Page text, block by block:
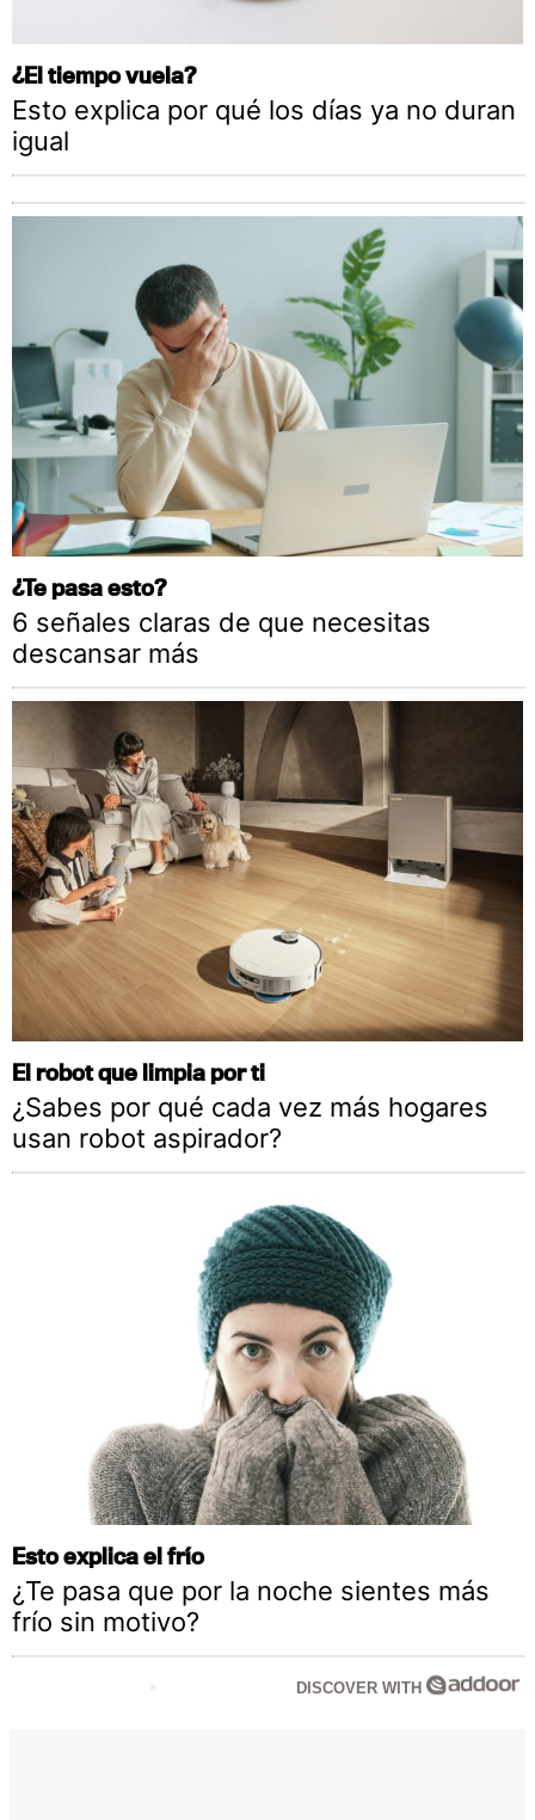
¿El tiempo vuela?
Esto explica por qué los días ya no duran
igual
¿Te pasa esto?
6 señales claras de que necesitas
descansar más
El robot que limpia por ti
¿Sabes por qué cada vez más hogares
usan robot aspirador?
Esto explica el frío
¿Te pasa que por la noche sientes más
frío sin motivo?
DISCOVER WITH